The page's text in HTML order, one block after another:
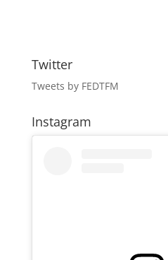
Twitter
Tweets by FEDTFM
Instagram